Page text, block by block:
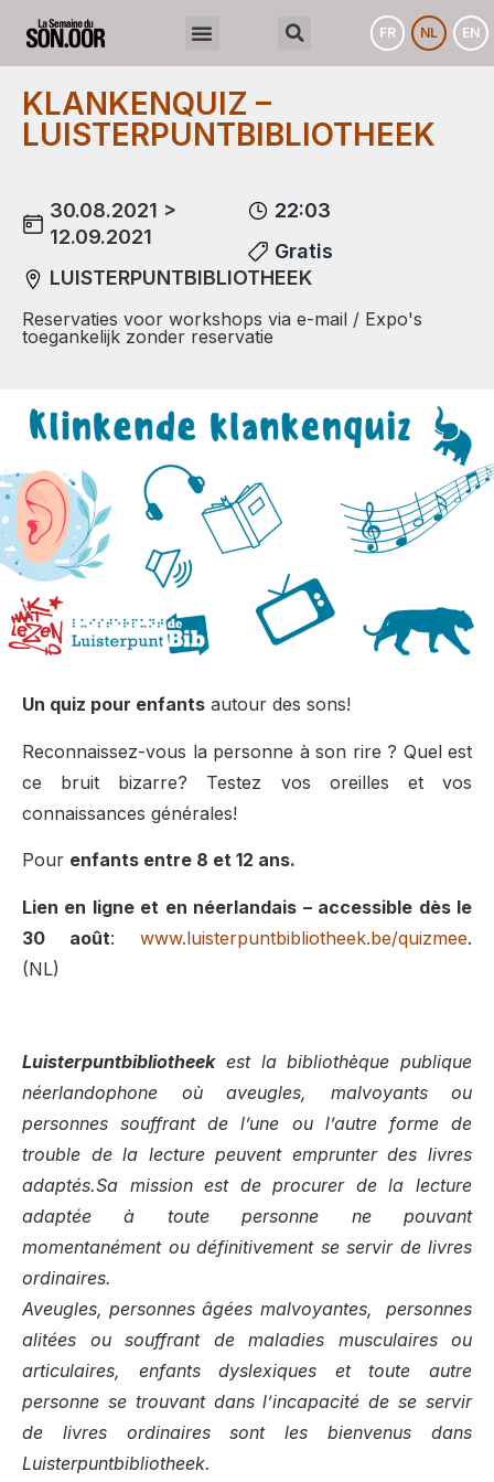
FR NL EN
KLANKENQUIZ –
LUISTERPUNTBIBLIOTHEEK
30.08.2021 >
12.09.2021
LUISTERPUNTBIBLIOTHEEK
22:03
Gratis
Reservaties voor workshops via e-mail / Expo's
toegankelijk zonder reservatie
Un quiz pour enfants autour des sons!
Reconnaissez-vous la personne à son rire ? Quel est
ce bruit bizarre? Testez vos oreilles et vos
connaissances générales!
Pour enfants entre 8 et 12 ans.
Lien en ligne et en néerlandais – accessible dès le
30 août: www.luisterpuntbibliotheek.be/quizmee.
(NL)
Luisterpuntbibliotheekest la bibliothèque publique
néerlandophone où aveugles, malvoyants ou
personnes souffrant de l’une ou l’autre forme de
trouble de la lecture peuvent emprunter des livres
adaptés.Sa mission est de procurer de la lecture
adaptée à toute personne ne pouvant
momentanément ou définitivement se servir de livres
ordinaires.
Aveugles, personnes âgées malvoyantes, personnes
alitées ou souffrant de maladies musculaires ou
articulaires, enfants dyslexiques et toute autre
personne se trouvant dans l’incapacité de se servir
de livres ordinaires sont les bienvenus dans
Luisterpuntbibliotheek.